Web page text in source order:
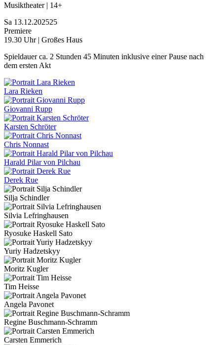
Musiktheater | 14+
Sa 13.12.202525
Premiere
19.30 Uhr | Großes Haus
Spieldauer ca. 2 Stunden 45 Minuten inklusive einer Pause nach
dem ersten Akt
Lara Rieken
Giovanni Rupp
Karsten Schröter
Chris Nonnast
Harald Pilar von Pilchau
Derek Rue
Silja Schindler
Silvia Lefringhausen
Ryosuke Haskell Sato
Yuriy Hadzetskyy
Moritz Kugler
Tim Heisse
Angela Pavonet
Regine Buschmann-Schramm
Carsten Emmerich